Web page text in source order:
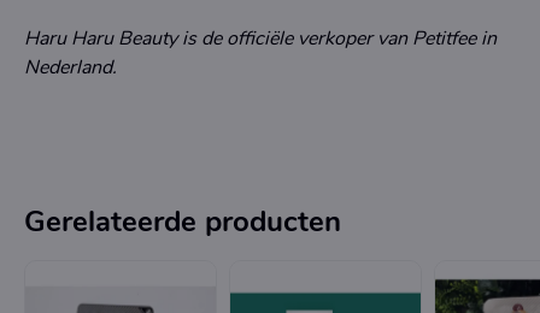
Haru Haru Beauty is de officiële verkoper van Petitfee in
Nederland.
Gerelateerde producten